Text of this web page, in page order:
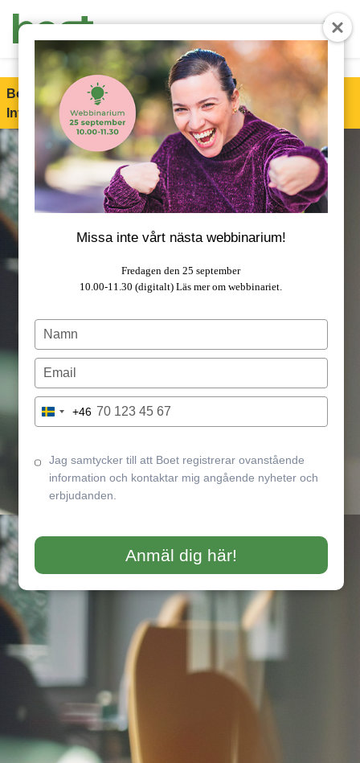
Missa inte vårt nästa webbinarium!
Fredagen den 25 september
10.00-11.30 (digitalt) Läs mer om webbinariet.
Type
your
name
Type
your
email
Type
your
number
Sweden
+46
Jag samtycker till att Boet registrerar ovanstående
information och kontaktar mig angående nyheter och
erbjudanden.
Anmäl dig här!
Boet är stolt partner till Special Olympics Sweden
Invitational Games 2026!
Läs mer om samarbetet.